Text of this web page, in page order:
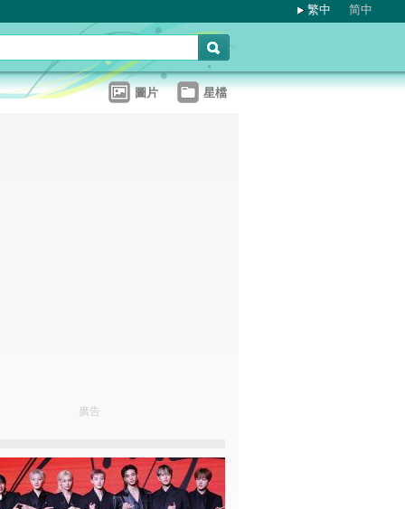
繁中 简中
圖片 星檔
廣告